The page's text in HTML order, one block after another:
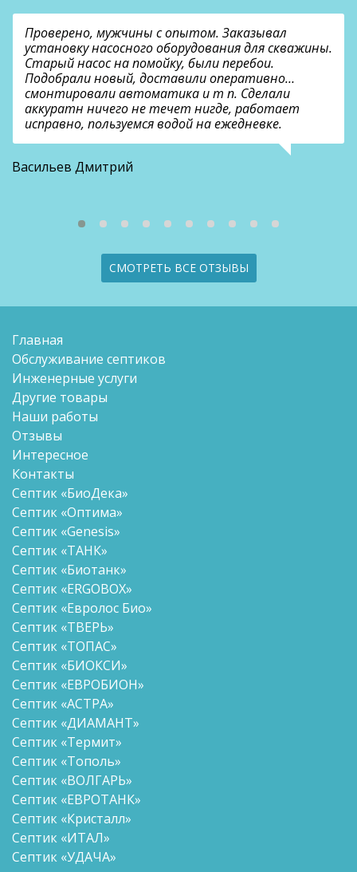
Проверено, мужчины с опытом. Заказывал
установку насосного оборудования для скважины.
Старый насос на помойку, были перебои.
Подобрали новый, доставили оперативно…
смонтировали автоматика и т п. Сделали
аккуратн ничего не течет нигде, работает
исправно, пользуемся водой на ежедневке.
Васильев Дмитрий
СМОТРЕТЬ ВСЕ ОТЗЫВЫ
Главная
Обслуживание септиков
Инженерные услуги
Другие товары
Наши работы
Отзывы
Интересное
Контакты
Септик «БиоДека»
Септик «Оптима»
Септик «Genesis»
Септик «ТАНК»
Септик «Биотанк»
Септик «ERGOBOX»
Септик «Евролос Био»
Септик «ТВЕРЬ»
Септик «ТОПАС»
Септик «БИОКСИ»
Септик «ЕВРОБИОН»
Септик «АСТРА»
Септик «ДИАМАНТ»
Септик «Термит»
Септик «Тополь»
Септик «ВОЛГАРЬ»
Септик «ЕВРОТАНК»
Септик «Кристалл»
Септик «ИТАЛ»
Септик «УДАЧА»